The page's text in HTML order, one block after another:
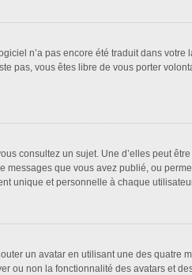
n’a pas encore été traduit dans
pas, vous êtes libre de vous porter
consultez un sujet. Une d’elles peut
que vous avez publié, ou
unique et personnelle à chaque
un avatar en utilisant une des quatre
ou non la fonctionnalité des avatars et